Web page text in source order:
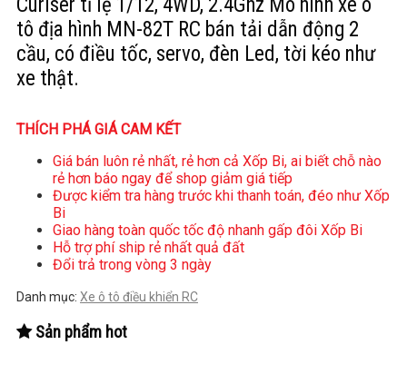
Curiser tỉ lệ 1/12, 4WD, 2.4Ghz Mô hình xe ô
tô địa hình MN-82T RC bán tải dẫn động 2
cầu, có điều tốc, servo, đèn Led, tời kéo như
xe thật.
THÍCH PHÁ GIÁ CAM KẾT
Giá bán luôn rẻ nhất, rẻ hơn cả Xốp Bi, ai biết chỗ nào
rẻ hơn báo ngay để shop giảm giá tiếp
Được kiểm tra hàng trước khi thanh toán, đéo như Xốp
Bi
Giao hàng toàn quốc tốc độ nhanh gấp đôi Xốp Bi
Hỗ trợ phí ship rẻ nhất quả đất
Đổi trả trong vòng 3 ngày
Danh mục: Xe ô tô điều khiển RC
Sản phẩm hot